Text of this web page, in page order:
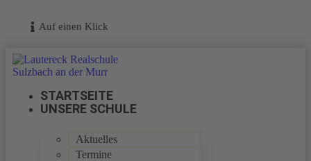
Auf einen Klick
STARTSEITE
UNSERE SCHULE
Aktuelles
Termine